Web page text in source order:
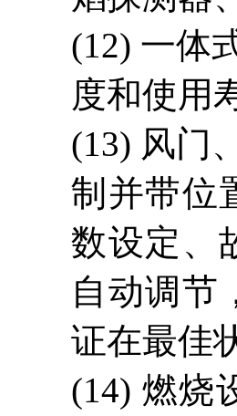
(12) 一体
度和使用
(13) 风门
制并带位
数设定、
自动调节
证在最佳
(14) 燃烧